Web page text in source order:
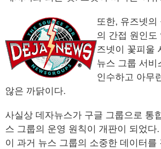
또한, 유즈넷의
의 간접 원인
즈넷이 꽃피울
뉴스 그룹 서비
인수하고 아무
않은 까닭이다.
사실상 데자뉴스가 구글 그룹으로 통
스 그룹의 운영 원칙이 개판이 되었다
이 과거 뉴스 그룹의 소중한 데이터를